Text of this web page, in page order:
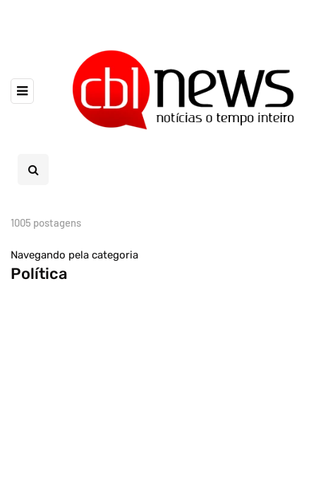
1005 postagens
Navegando pela categoria
Política